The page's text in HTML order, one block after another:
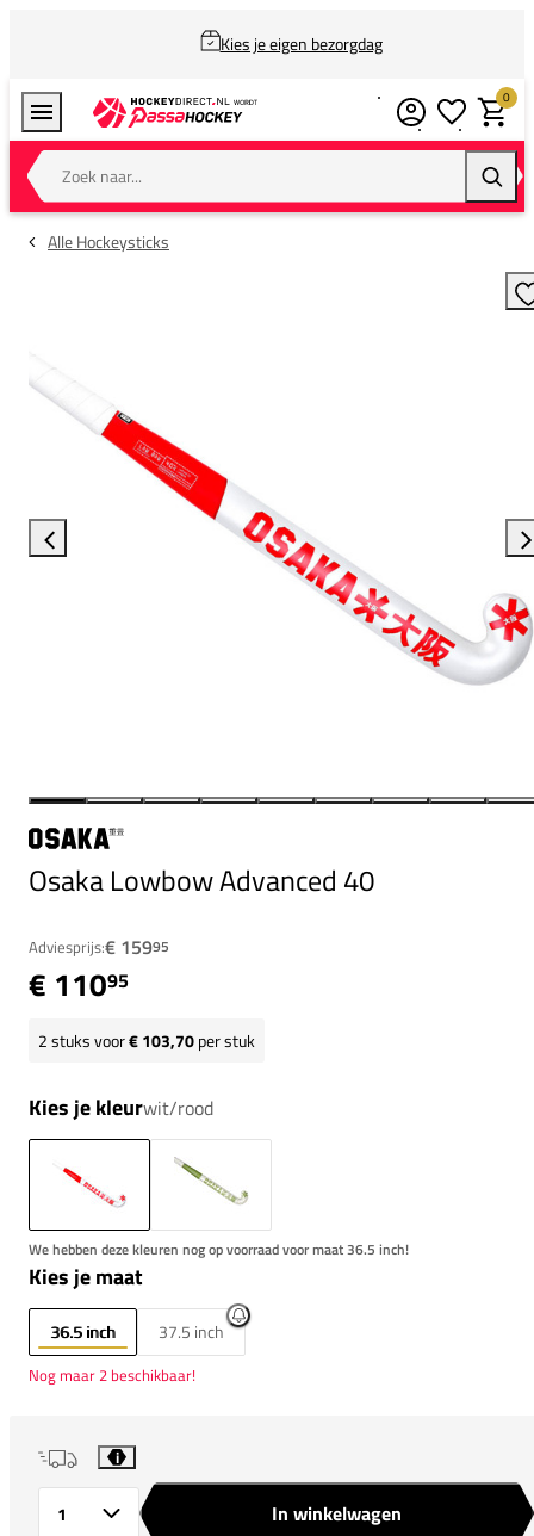
Kies je eigen bezorgdag
Zoek naar...
0
Alle Hockeysticks
Osaka Lowbow Advanced 40
Adviesprijs:€ 15995
€ 11095
2stuks voor€ 103,70per stuk
Kies je kleurwit/rood
We hebben deze kleuren nog op voorraad voor maat 36.5 inch!
Kies je maat
36.5 inch 37.5 inch
Nog maar 2 beschikbaar!
i
In winkelwagen